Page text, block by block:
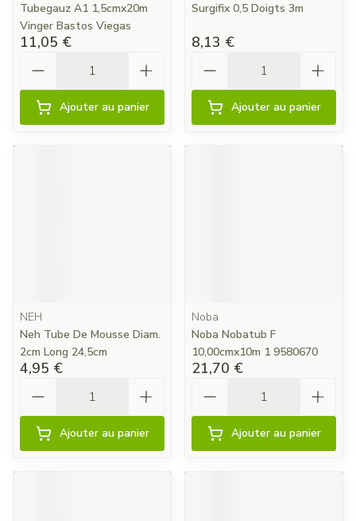
Tubegauz A1 1,5cmx20m
Vinger Bastos Viegas
11,05 €
Ajouter au panier
Surgifix 0,5 Doigts 3m
8,13 €
Ajouter au panier
NEH
Neh Tube De Mousse Diam.
2cm Long 24,5cm
4,95 €
Ajouter au panier
Noba
Noba Nobatub F
10,00cmx10m 1 9580670
21,70 €
Ajouter au panier